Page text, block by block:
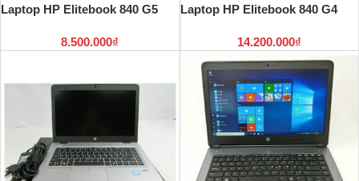
Laptop HP Elitebook 840 G5
8.500.000₫
Laptop HP Elitebook 840 G4
14.200.000₫